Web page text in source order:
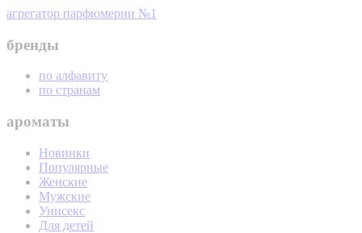
агрегатор парфюмерии №1
бренды
по алфавиту
по странам
ароматы
Новинки
Популярные
Женские
Мужские
Унисекс
Для детей